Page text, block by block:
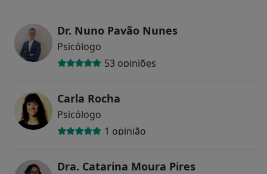
Dr. Nuno Pavão Nunes
Psicólogo
53 opiniões
Carla Rocha
Psicólogo
1 opinião
Dra. Catarina Moura Pires